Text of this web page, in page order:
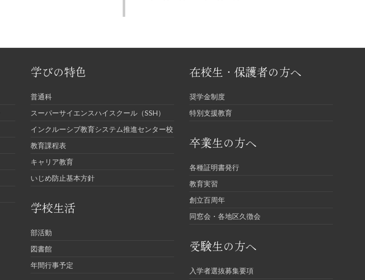
学びの特色
普通科
スーパーサイエンスハイスクール（SSH）
インクルーシブ教育システム推進センター校
教育課程表
キャリア教育
いじめ防止基本方針
学校生活
部活動
図書館
年間行事予定
在校生・保護者の方へ
奨学金制度
特別支援教育
卒業生の方へ
各種証明書発行
教育実習
創立百周年
同窓会・各地区久徴会
受験生の方へ
入学者選抜募集要項